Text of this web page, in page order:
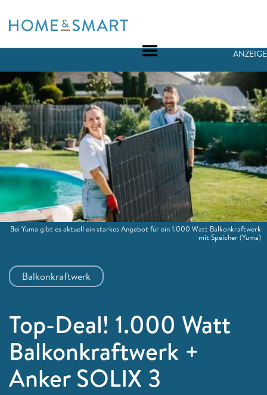
to
Balkonkraftwerk
ANZEIGE
Top-Deal! 1.000 Watt
Balkonkraftwerk +
Anker SOLIX 3
Bei Yuma gibt es aktuell ein starkes Angebot für ein 1.000 Watt Balkonkraftwerk
mit Speicher(Yuma)